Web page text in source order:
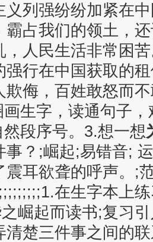
义列强纷纷加紧在
霸占我们的领土，
，人民生活非常困
强行在中国获取的
欺侮，百姓敢怒而
生字，读通句子
段序号。3.想一想
事？;崛起;易错音;
震耳欲聋的呼声。;
在生字本上
崛起而读书;复习
清楚三件事之间的